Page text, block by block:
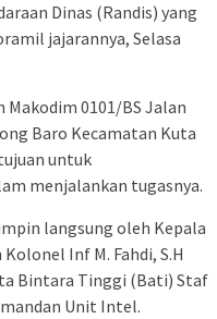
Dinas (Randis) yang
jajarannya, Selasa
0101/BS Jalan
Baro Kecamatan Kuta
untuk
menjalankan tugasnya.
langsung oleh Kepala
Inf M. Fahdi, S.H
Bintara Tinggi (Bati) Staf
Unit Intel.